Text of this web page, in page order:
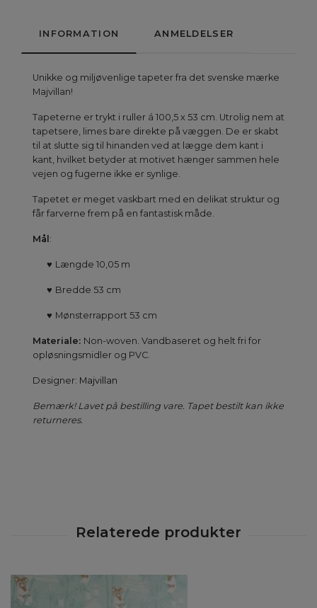
INFORMATION ANMELDELSER
Unikke og miljøvenlige tapeter fra det svenske mærke
Majvillan!
Tapeterne er trykt i ruller á 100,5 x 53 cm. Utrolig nem at
tapetsere, limes bare direkte på væggen. De er skabt
til at slutte sig til hinanden ved at lægge dem kant i
kant, hvilket betyder at motivet hænger sammen hele
vejen og fugerne ikke er synlige.
Tapetet er meget vaskbart med en delikat struktur og
får farverne frem på en fantastisk måde.
Mål :
♥ Længde 10,05 m
♥ Bredde 53 cm
♥ Mønsterrapport 53 cm
Materiale: Non-woven. Vandbaseret og helt fri for
opløsningsmidler og PVC.
Designer: Majvillan
Bemærk! Lavet på bestilling vare. Tapet bestilt kan ikke
returneres.